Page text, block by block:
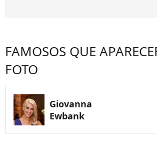
FAMOSOS QUE
FOTO
Giovanna
Ewbank